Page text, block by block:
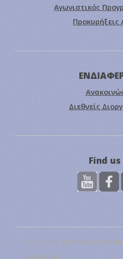
Αγωνιστικός
Διεθνείς
Find us
© Cyprus Gymnastics
reserved